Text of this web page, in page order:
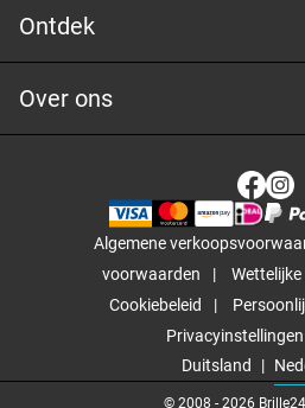
Ontdek
Over ons
Algemene
voorwaarden
Cookiebeleid
Duitsland
© 2008 - 2026